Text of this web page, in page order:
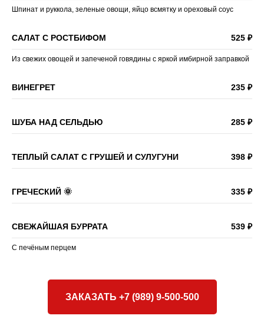
Шпинат и руккола, зеленые овощи, яйцо всмятку и ореховый соус
САЛАТ С РОСТБИФОМ 525 ₽
Из свежих овощей и запеченой говядины с яркой имбирной заправкой
ВИНЕГРЕТ 235 ₽
ШУБА НАД СЕЛЬДЬЮ 285 ₽
ТЕПЛЫЙ САЛАТ С ГРУШЕЙ И СУЛУГУНИ 398 ₽
ГРЕЧЕСКИЙ 🌞 335 ₽
СВЕЖАЙШАЯ БУРРАТА 539 ₽
С печёным перцем
ЗАКАЗАТЬ +7 (989) 9-500-500